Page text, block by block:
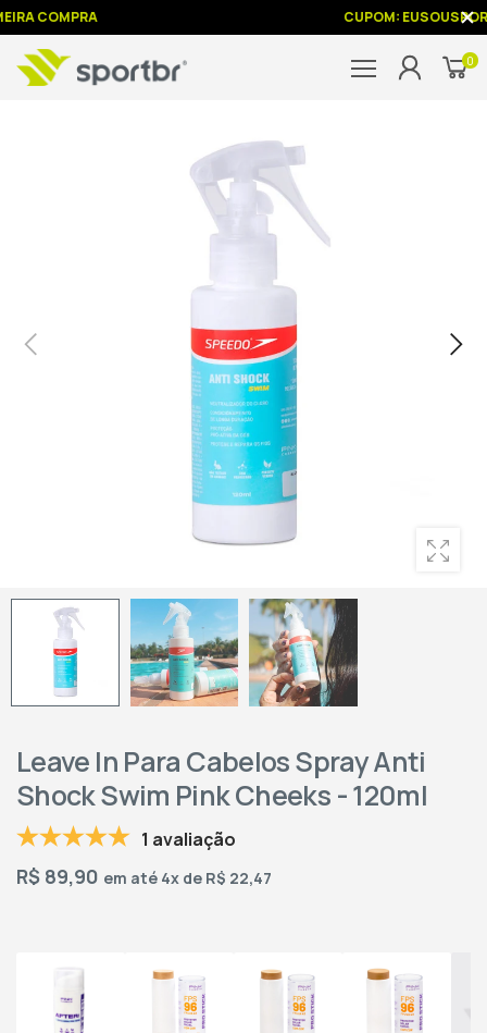
COMPRA CUPOM:
0
Leave In Para Cabelos Spray Anti
Shock Swim Pink Cheeks - 120ml
1 avaliação
R$ 89,90 em até 4x de R$ 22,47